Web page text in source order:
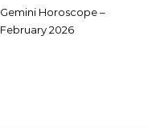
Gemini Horoscope –
February 2026